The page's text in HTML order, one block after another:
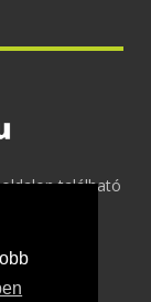
található
küldés